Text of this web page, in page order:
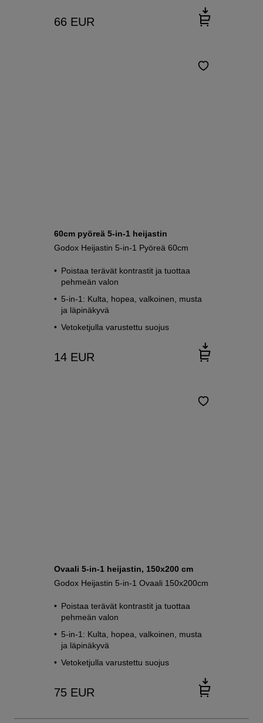
66 EUR
60cm pyöreä 5-in-1 heijastin
Godox Heijastin 5-in-1 Pyöreä 60cm
Poistaa terävät kontrastit ja tuottaa
pehmeän valon
5-in-1: Kulta, hopea, valkoinen, musta
ja läpinäkyvä
Vetoketjulla varustettu suojus
14 EUR
Ovaali 5-in-1 heijastin, 150x200 cm
Godox Heijastin 5-in-1 Ovaali 150x200cm
Poistaa terävät kontrastit ja tuottaa
pehmeän valon
5-in-1: Kulta, hopea, valkoinen, musta
ja läpinäkyvä
Vetoketjulla varustettu suojus
75 EUR